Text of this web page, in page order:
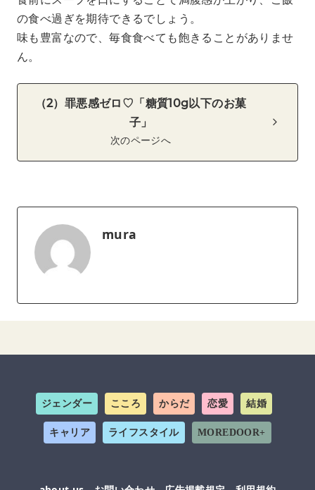
の食べ過ぎを期待できるでしょう。
味も豊富なので、毎食食べても飽きることがありませ
ん。
（2）罪悪感ゼロ♡「糖質10g以下のお菓
子」
次のページへ
mura
ジェンダー こころ からだ 恋愛 結婚
キャリア ライフスタイル MOREDOOR+